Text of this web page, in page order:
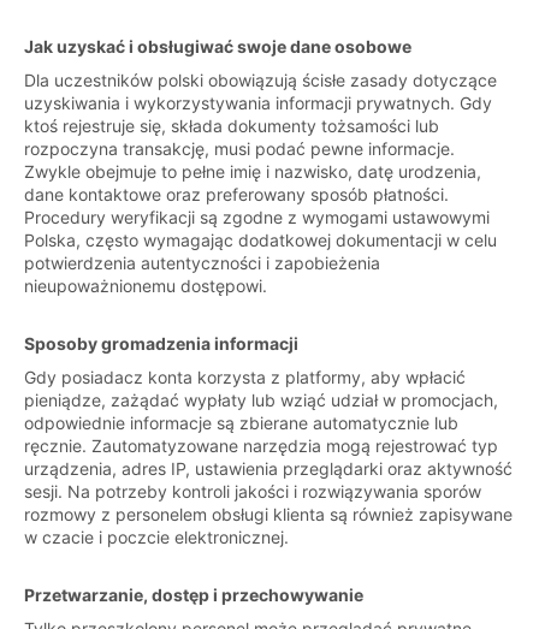
Jak uzyskać i obsługiwać swoje dane osobowe
Dla uczestników polski obowiązują ścisłe zasady dotyczące
uzyskiwania i wykorzystywania informacji prywatnych. Gdy
ktoś rejestruje się, składa dokumenty tożsamości lub
rozpoczyna transakcję, musi podać pewne informacje.
Zwykle obejmuje to pełne imię i nazwisko, datę urodzenia,
dane kontaktowe oraz preferowany sposób płatności.
Procedury weryfikacji są zgodne z wymogami ustawowymi
Polska, często wymagając dodatkowej dokumentacji w celu
potwierdzenia autentyczności i zapobieżenia
nieupoważnionemu dostępowi.
Sposoby gromadzenia informacji
Gdy posiadacz konta korzysta z platformy, aby wpłacić
pieniądze, zażądać wypłaty lub wziąć udział w promocjach,
odpowiednie informacje są zbierane automatycznie lub
ręcznie. Zautomatyzowane narzędzia mogą rejestrować typ
urządzenia, adres IP, ustawienia przeglądarki oraz aktywność
sesji. Na potrzeby kontroli jakości i rozwiązywania sporów
rozmowy z personelem obsługi klienta są również zapisywane
w czacie i poczcie elektronicznej.
Przetwarzanie, dostęp i przechowywanie